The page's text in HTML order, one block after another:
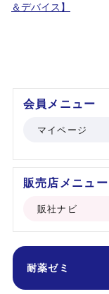
＆デバイス】
会員メニュー
マイページ
販売店メニュー
販社ナビ
耐薬ゼミ